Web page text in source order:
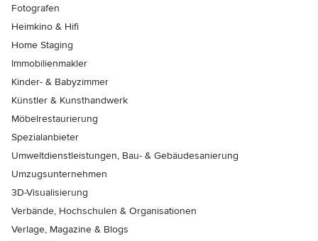
Fotografen
Heimkino & Hifi
Home Staging
Immobilienmakler
Kinder- & Babyzimmer
Künstler & Kunsthandwerk
Möbelrestaurierung
Spezialanbieter
Umweltdienstleistungen, Bau- & Gebäudesanierung
Umzugsunternehmen
3D-Visualisierung
Verbände, Hochschulen & Organisationen
Verlage, Magazine & Blogs